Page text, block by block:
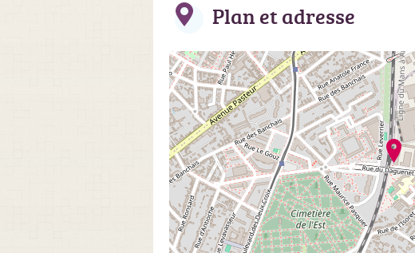
Plan et adresse